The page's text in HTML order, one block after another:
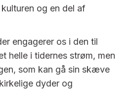
og en del af
engagerer os i den til
helle i tidernes strøm, men
som kan gå sin skæve
dyder og